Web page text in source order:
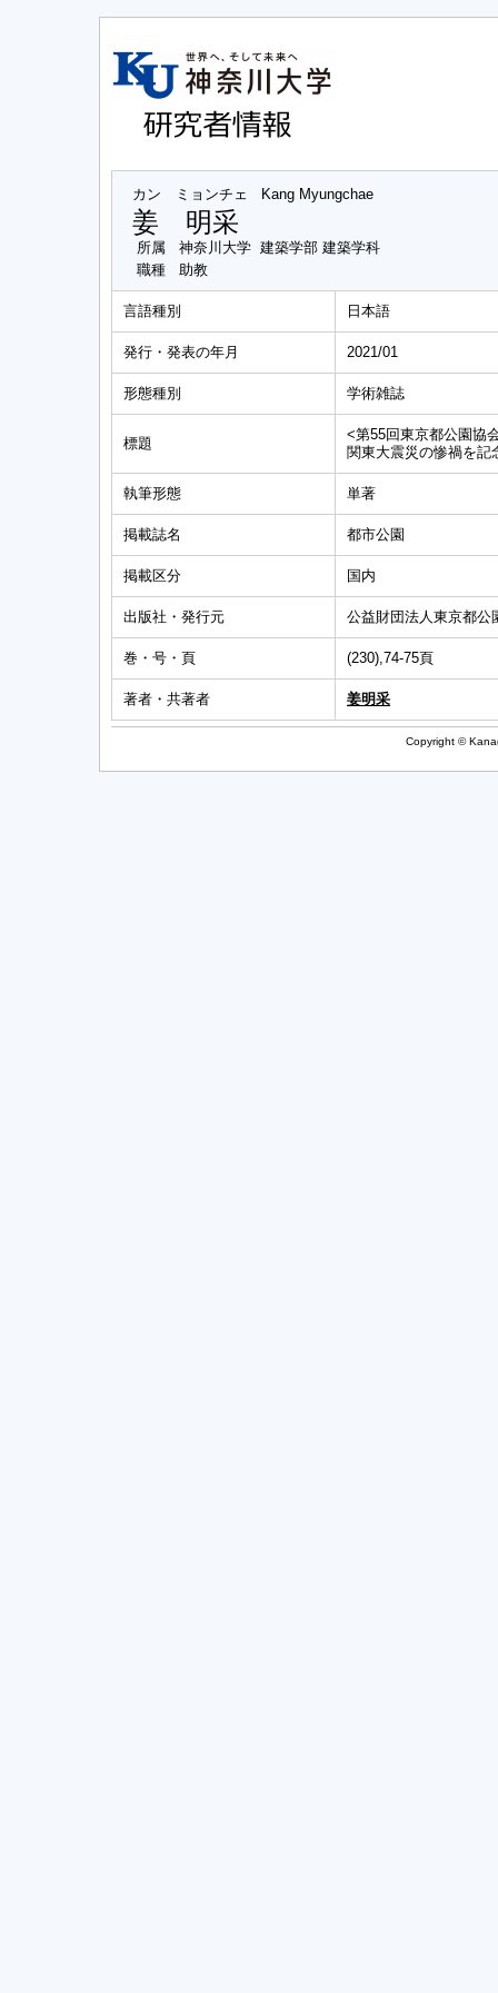
カン ミョンチェ Kang Myungchae
姜 明采
所属
神奈川大学 建築学部 建築学科
職種
助教
言語種別 日本語
発行・発表の年月 2021/01
形態種別 学術雑誌
標題
<第55回東京都公園協
関東大震災の惨禍を記
執筆形態 単著
掲載誌名 都市公園
掲載区分 国内
出版社・発行元 公益財団法人東京都公
巻・号・頁 (230),74-75頁
著者・共著者 姜明采
Copyright ©